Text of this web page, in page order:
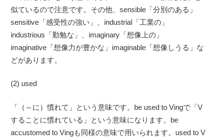
似ているので注意です。その他、sensible「分別のある」
sensitive「感受性の強い」、industrial「工業の」
industrious「勤勉な」、imaginary「想像上の」
imaginative「想像力が豊かな」imaginable「想像しうる」な
どがあります。
(2) used
「（～に）慣れて」という意味です。be used to Vingで「V
することに慣れている」という意味になります。be
accustomed to Vingも同様の意味で用いられます。used to V